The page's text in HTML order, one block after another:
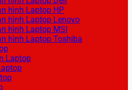
hình Laptop HP
hình Laptop Lenovo
hình Laptop MSI
hình Laptop Toshiba
Laptop